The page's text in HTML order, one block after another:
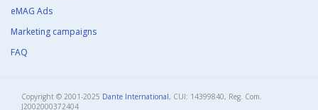
eMAG Ads
Marketing campaigns
FAQ
Copyright © 2001-2025 Dante International, CUI: 14399840, Reg. Com.
J2002000372404​